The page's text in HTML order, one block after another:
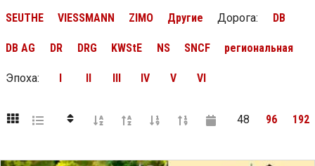
SEUTHE VIESSMANN ZIMO Другие Дорога: DB
DB AG DR DRG KWStE NS SNCF региональная
Эпоха: I II III IV V VI
48 96 192